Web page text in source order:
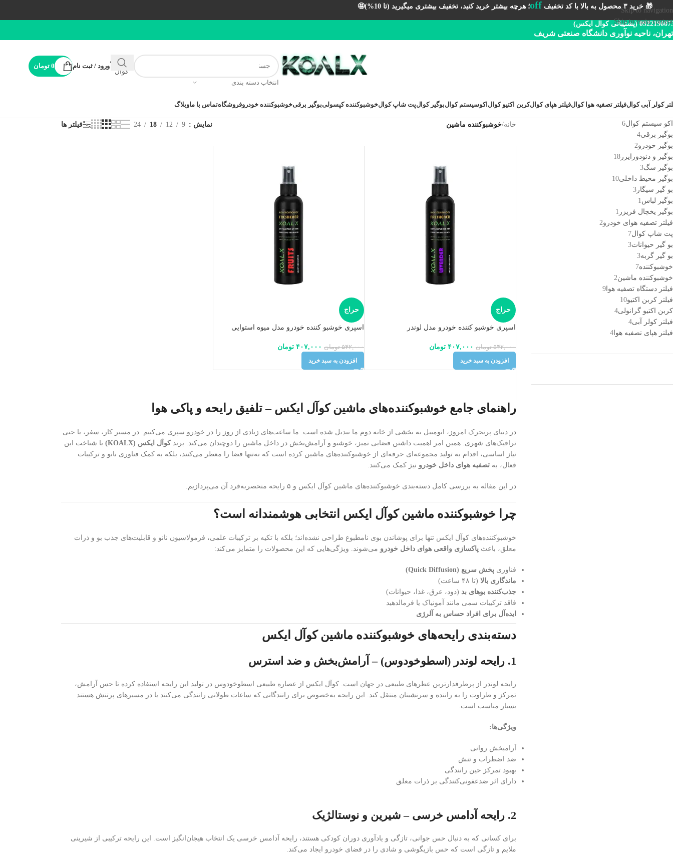
Skip to navigation
Skip to main content
🎁 خرید ۳ محصول به بالا با کد تخفیف off؛ هرچه بیشتر خرید کنید، تخفیف بیشتری میگیرید (تا 10%)🤩
(پشتیبانی کوال ایکس)
تهران، ناحیه نوآوری دانشگاه صنعتی شریف
انتخاب دسته بندی
پشتیبانی
کوال
ورود / ثبت نام 0 تومان
کولر آبی کوالفیلتر تصفیه هوا کوالفیلتر هپای کوالکربن اکتیو کوال اکوسیستم کوالبوگیر کوالپت شاپ کوالخوشبوکننده کپسولیبوگیر برقیخوشبوکننده خودروفروشگاهتماس با ماوبلاگ
اکو سیستم کوال6
بوگیر برقی4
بوگیر خودرو2
بوگیر و دئودورایزر 18
بوگیر سگ3
بوگیر محیط داخلی10
بو گیر سیگار 3
بوگیر لباس1
بوگیر یخچال فریزر 1
فیلتر تصفیه هوای خودرو2
پت شاپ کوال7
بو گیر حیوانات3
بو گیر گربه3
خوشبوکننده7
خوشبوکننده ماشین2
فیلتر دستگاه تصفیه هوا 9
فیلتر کربن اکتیو10
کربن اکتیو گرانولی4
فیلتر کولر آبی4
فیلتر هپای تصفیه هوا 4
خانه/خوشبوکننده ماشین نمایش 9
12
18
24 فیلتر ها
حراج
اسپری خوشبو کننده خودرو مدل لوندر
۵۴۲,۰۰۰ تومان ۴۰۷,۰۰۰ تومان
افزودن به سبد خرید
حراج
اسپری خوشبو کننده خودرو مدل میوه استوایی
۵۴۲,۰۰۰ تومان ۴۰۷,۰۰۰ تومان
افزودن به سبد خرید
راهنمای جامع خوشبوکننده‌های ماشین کوآل ایکس – تلفیق رایحه و پاکی هوا
در دنیای پرتحرک امروز، اتومبیل به بخشی از خانه دوم ما تبدیل شده است. ما ساعت‌های زیادی از روز را در خودرو سپری می‌کنیم: در مسیر کار، سفر، یا حتی
ترافیک‌های شهری. همین امر اهمیت داشتن فضایی تمیز، خوشبو و آرامش‌بخش در داخل ماشین را دوچندان می‌کند. برندکوآل ایکس (KOALX)
با شناخت این
نیاز اساسی، اقدام به تولید مجموعه‌ای حرفه‌ای از خوشبوکننده‌های ماشین کرده است که نه‌تنها فضا را معطر می‌کنند، بلکه به کمک فناوری نانو و ترکیبات
فعال، به تصفیه هوای داخل خودرو نیز کمک می‌کنند.
در این مقاله به بررسی کامل دسته‌بندی خوشبوکننده‌های ماشین کوآل ایکس و ۵ رایحه منحصربه‌فرد آن می‌پردازیم.
چرا خوشبوکننده ماشین کوآل ایکس انتخابی هوشمندانه است؟
خوشبوکننده‌های کوآل ایکس تنها برای پوشاندن بوی نامطبوع طراحی نشده‌اند؛ بلکه با تکیه بر ترکیبات علمی، فرمولاسیون نانو و قابلیت‌های جذب بو و ذرات
معلق، باعث پاکسازی واقعی هوای داخل خودرو می‌شوند. ویژگی‌هایی که این محصولات را متمایز می‌کند:
فناوری پخش سریع (Quick Diffusion)
ماندگاری بالا(تا ۴۸ ساعت)
جذب‌کننده بوهای بد (دود، عرق، غذا، حیوانات)
فاقد ترکیبات سمی مانند آمونیاک یا فرمالدهید
ایده‌آل برای افراد حساس به آلرژی
دسته‌بندی رایحه‌های خوشبوکننده ماشین کوآل ایکس
1. رایحه لوندر (اسطوخودوس) – آرامش‌بخش و ضد استرس
رایحه لوندر از پرطرفدارترین عطرهای طبیعی در جهان است. کوآل ایکس از عصاره طبیعی اسطوخودوس در تولید این رایحه استفاده کرده تا حس آرامش،
تمرکز و طراوت را به راننده و سرنشینان منتقل کند. این رایحه به‌خصوص برای رانندگانی که ساعات طولانی رانندگی می‌کنند یا در مسیرهای پرتنش هستند
بسیار مناسب است.
ویژگی‌ها:
آرامبخش روانی
ضد اضطراب و تنش
بهبود تمرکز حین رانندگی
دارای اثر ضدعفونی‌کنندگی بر ذرات معلق
2. رایحه آدامس خرسی – شیرین و نوستالژیک
برای کسانی که به دنبال حس جوانی، تازگی و یادآوری دوران کودکی هستند، رایحه آدامس خرسی یک انتخاب هیجان‌انگیز است. این رایحه ترکیبی از شیرینی
ملایم و تازگی است که حس بازیگوشی و شادی را در فضای خودرو ایجاد می‌کند.